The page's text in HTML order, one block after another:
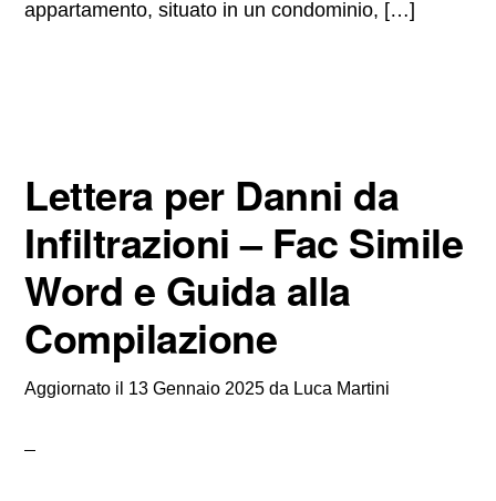
appartamento, situato in un condominio, […]
Lettera per Danni da
Infiltrazioni – Fac Simile
Word e Guida alla
Compilazione
Aggiornato il 13 Gennaio 2025 da Luca Martini